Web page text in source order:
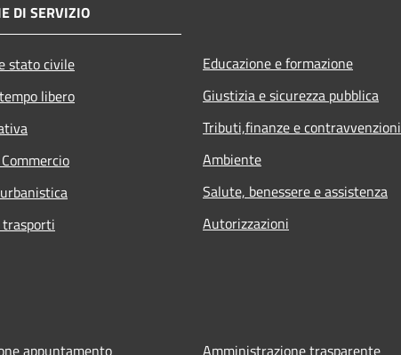
DI SERVIZIO
stato civile
libero
Educazione e formazione
Giustizia e sicurezza pubblica
Tributi,finanze e contravvenzioni
Ambiente
Salute, benessere e assistenza
Autorizzazioni
appuntamento Amministrazione trasparente